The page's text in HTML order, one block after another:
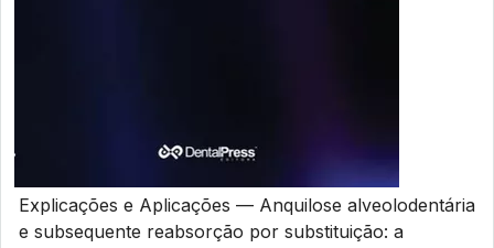
Explicações e Aplicações — Anquilose alveolodentária
e subsequente reabsorção por substituição: a